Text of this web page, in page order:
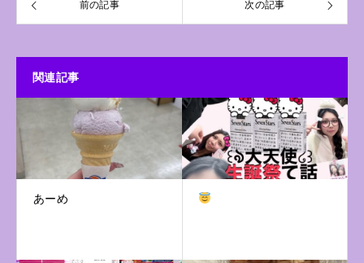
前の記事 次の記事
関連記事
あーめ